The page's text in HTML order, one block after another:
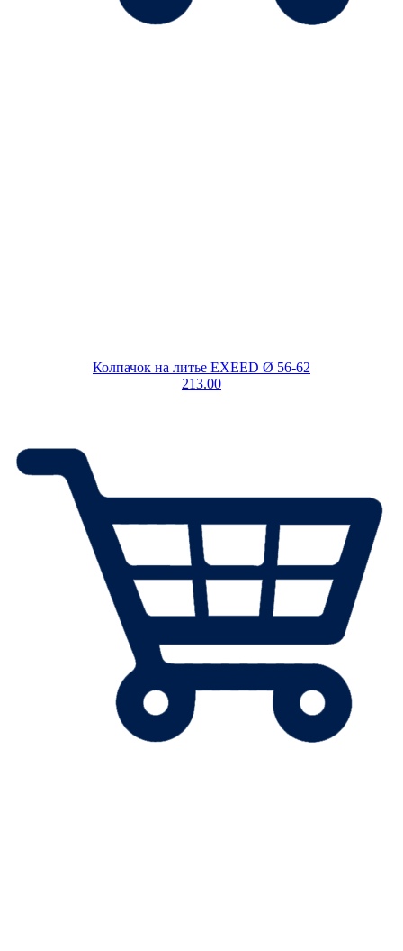
Колпачок на литье EXEED Ø 56-62
213.00